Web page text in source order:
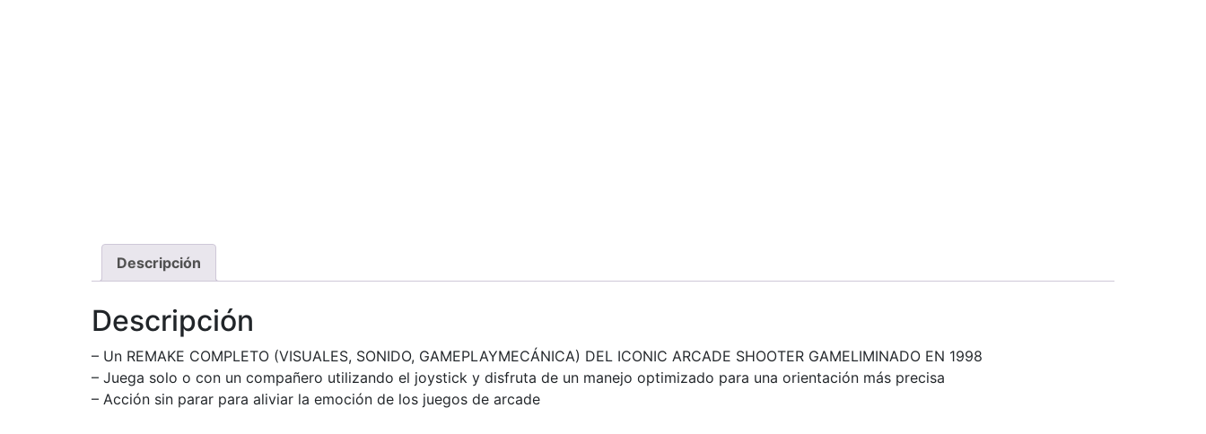
Descripción
Descripción
– Un REMAKE COMPLETO (VISUALES, SONIDO, GAMEPLAYMECÁNICA) DEL ICONIC ARCADE SHOOTER GAMELIMINADO EN 1998
– Juega solo o con un compañero utilizando el joystick y disfruta de un manejo optimizado para una orientación más precisa
– Acción sin parar para aliviar la emoción de los juegos de arcade